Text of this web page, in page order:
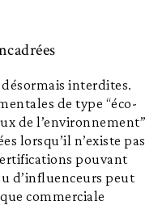
interdites.
de type “éco-
de l’environnement”
lorsqu’il n’existe pas
pouvant
d’influenceurs peut
commerciale